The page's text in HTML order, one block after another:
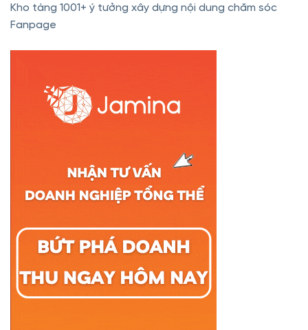
Kho tàng 1001+ ý tưởng xây dựng nội dung chăm sóc
Fanpage